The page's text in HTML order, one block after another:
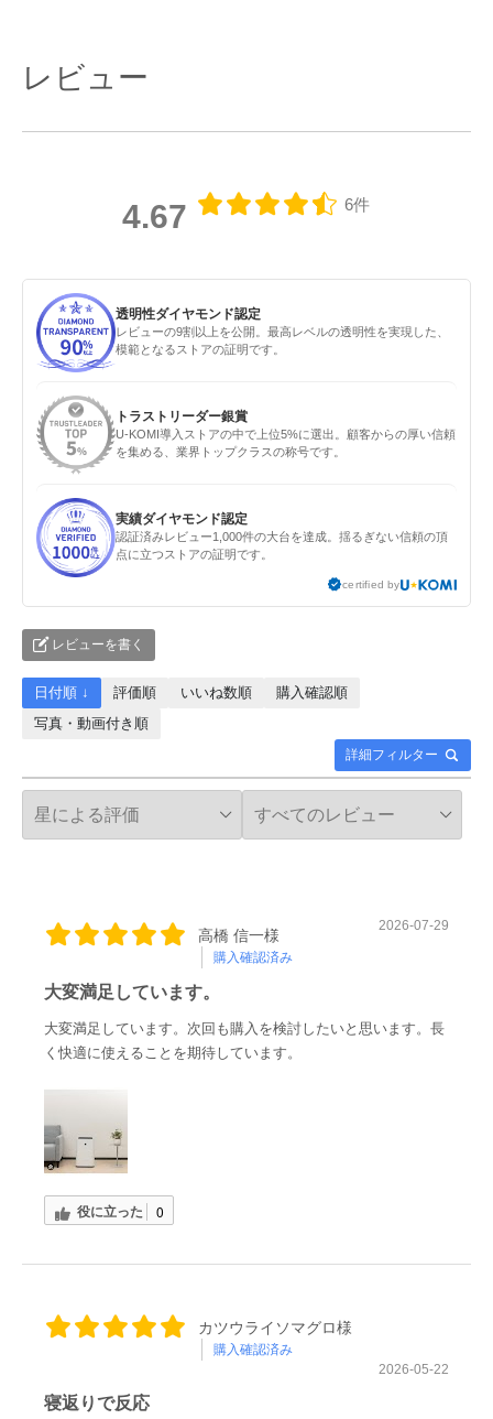
レビュー
4.67 6件
透明性ダイヤモンド認定
レビューの9割以上を公開。最高レベルの透明性を実現した、
模範となるストアの証明です。
トラストリーダー銀賞
U-KOMI導入ストアの中で上位5%に選出。顧客からの厚い信頼
を集める、業界トップクラスの称号です。
実績ダイヤモンド認定
認証済みレビュー1,000件の大台を達成。揺るぎない信頼の頂
点に立つストアの証明です。
certified by
レビューを書く
詳細フィルター
日付順 ↓ 評価順 いいね数順
購入確認順
写真・動画付き順
高橋 信一様
購入確認済み
2026-07-29
大変満足しています。
大変満足しています。次回も購入を検討したいと思います。長
く快適に使えることを期待しています。
役に立った 0
カツウライソマグロ様
購入確認済み
2026-05-22
寝返りで反応